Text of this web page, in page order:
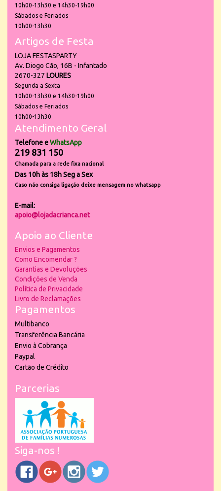
10h00-13h30 e 14h30-19h00
Sábados e Feriados
10h00-13h30
Artigos de Festa
LOJA FESTASPARTY
Av. Diogo Cão, 16B - Infantado
2670-327 LOURES
Segunda a Sexta
10h00-13h30 e 14h30-19h00
Sábados e Feriados
10h00-13h30
Atendimento Geral
Telefone eWhatsApp
219 831 150
Chamada para a rede fixa nacional
Das 10h às 18h Seg a Sex
Caso não consiga ligação deixe mensagem no whatsapp
E-mail:
apoio@lojadacrianca.net
Apoio ao Cliente
Envios e Pagamentos
Como Encomendar ?
Garantias e Devoluções
Condições de Venda
Política de Privacidade
Livro de Reclamações
Pagamentos
Multibanco
Transferência Bancária
Envio à Cobrança
Paypal
Cartão de Crédito
Parcerias
Siga-nos !